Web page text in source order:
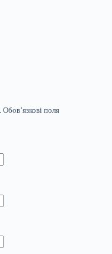
Обов’язкові поля